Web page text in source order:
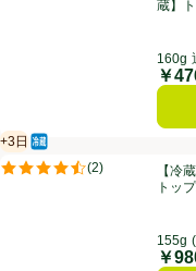
蔵】
160g
価格
￥
【冷蔵】手仕込みロースト
+3日
賞味・消費期限保証：3日
冷蔵食品
(2)
評価は2件のレビューで5点
【冷
トッ
155g
価格
￥